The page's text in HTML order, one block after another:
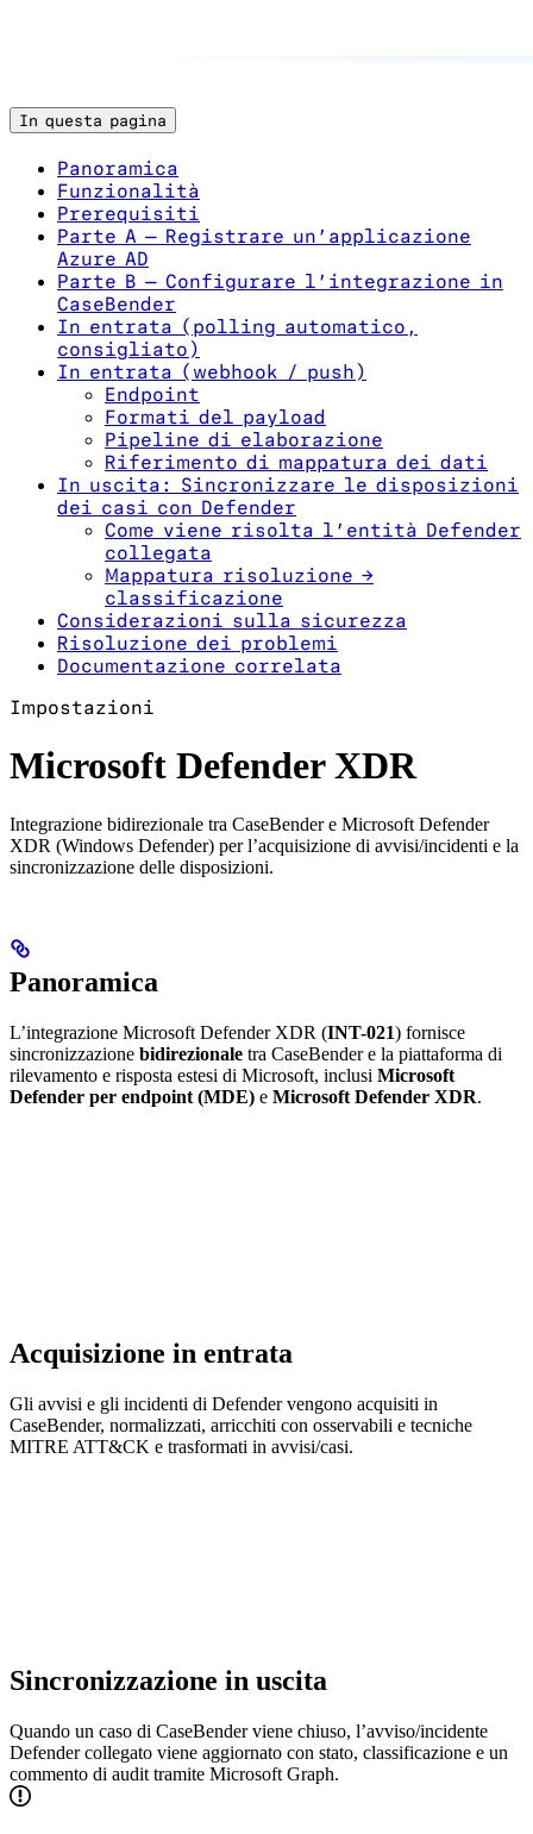
In questa pagina
Panoramica
Funzionalità
Prerequisiti
Parte A — Registrare un’applicazione
Azure AD
Parte B — Configurare l’integrazione in
CaseBender
In entrata (polling automatico,
consigliato)
In entrata (webhook / push)
Endpoint
Formati del payload
Pipeline di elaborazione
Riferimento di mappatura dei dati
In uscita: Sincronizzare le disposizioni
dei casi con Defender
Come viene risolta l’entità Defender
collegata
Mappatura risoluzione →
classificazione
Considerazioni sulla sicurezza
Risoluzione dei problemi
Documentazione correlata
Impostazioni
Microsoft Defender XDR
Integrazione bidirezionale tra CaseBender e Microsoft Defender
XDR (Windows Defender) per l’acquisizione di avvisi/incidenti e la
sincronizzazione delle disposizioni.
Panoramica
L’integrazione Microsoft Defender XDR (INT-021) fornisce
sincronizzazione bidirezionale tra CaseBender e la piattaforma di
rilevamento e risposta estesi di Microsoft, inclusi Microsoft
Defender per endpoint (MDE) e Microsoft Defender XDR.
Acquisizione in entrata
Gli avvisi e gli incidenti di Defender vengono acquisiti in
CaseBender, normalizzati, arricchiti con osservabili e tecniche
MITRE ATT&CK e trasformati in avvisi/casi.
Sincronizzazione in uscita
Quando un caso di CaseBender viene chiuso, l’avviso/incidente
Defender collegato viene aggiornato con stato, classificazione e un
commento di audit tramite Microsoft Graph.